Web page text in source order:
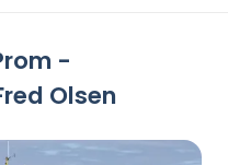
-
Olsen